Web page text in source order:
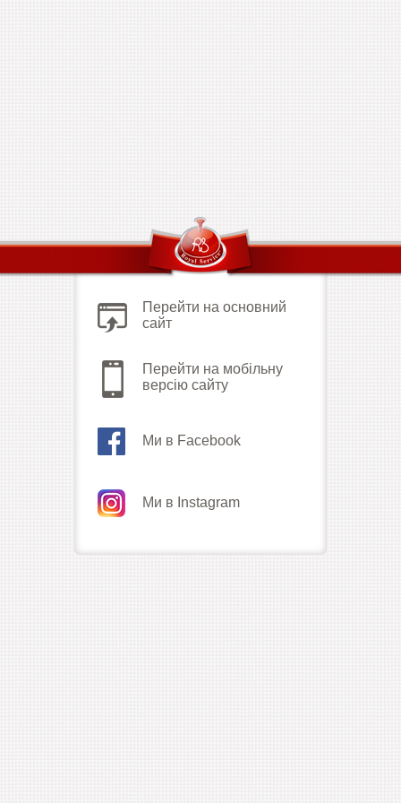
Перейти на основний
сайт
Перейти на мобільну
версію сайту
Ми в Facebook
Ми в Instagram